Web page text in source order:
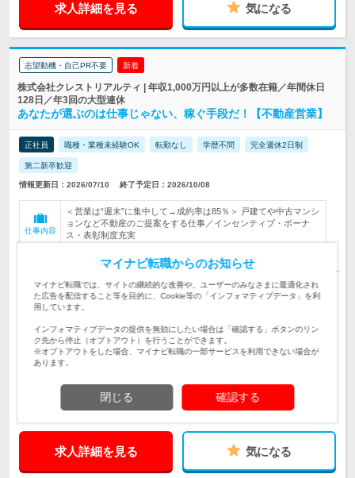
求人詳細を見る 気になる
志望動機・自己PR不要 新着
株式会社クレストリアルティ | 年収1,000万円以上が多数在籍／年間休日
128日／年3回の大型連休
あなたが選ぶのは仕事じゃない、稼ぐ手段だ！【不動産営業】
正社員 職種・業種未経験OK 転勤なし 学歴不問 完全週休2日制
第二新卒歓迎
情報更新日：2026/07/10 終了予定日：2026/10/08
仕事内容
＜営業は“週末”に集中して→成約率は85％＞ 戸建てや中古マンシ
ョンなど不動産のご提案をする仕事／インセンティブ・ボーナ
ス・表彰制度充実
なる方
＜自分はこんなもんじゃない、人生を変えたいと考える“若手限
定”の採用です＞ ◆学歴・経歴・スキルは一切不問 ◆30歳まで
（※）
＜転勤なし／UIターン歓迎＞ ◇東京都渋谷区南平台町3-13渋谷
給与
月給45万円〜＋インセンティブ ⇒成約件数が増えれば、随時昇
給します。 ※経験・スキル・希望に応じ…
求人詳細を見る 気になる
マイナビ転職からのお知らせ
マイナビ転職では、サイトの継続的な改善や、ユーザーのみなさまに最適化され
た広告を配信すること等を目的に、Cookie等の「インフォマティブデータ」を利
用しています。
インフォマティブデータの提供を無効にしたい場合は「確認する」ボタンのリン
ク先から停止（オプトアウト）を行うことができます。
※オプトアウトをした場合、マイナビ転職の一部サービスを利用できない場合が
あります。
閉じる 確認する